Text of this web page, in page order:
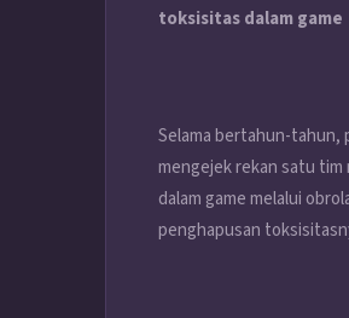
toksisitas dalam game
Selama bertahun-tahun,
mengejek rekan satu tim
dalam game melalui
penghapusan